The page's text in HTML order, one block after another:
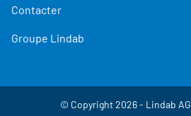
Contacter
Groupe Lindab
© Copyright 2026 - Lindab AG